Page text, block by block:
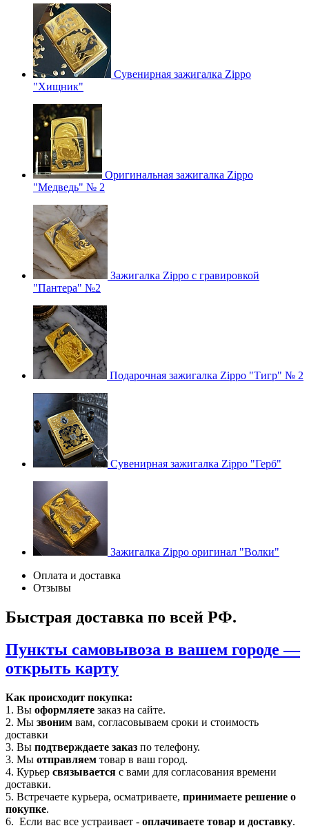
Сувенирная зажигалка Zippo
"Хищник"
Оригинальная зажигалка Zippo
"Медведь" № 2
Зажигалка Zippo с гравировкой
"Пантера" №2
Подарочная зажигалка Zippo "Тигр" № 2
Сувенирная зажигалка Zippo "Герб"
Зажигалка Zippo оригинал "Волки"
Оплата и доставка
Отзывы
Быстрая доставка по всей РФ.
Пункты самовывоза в вашем городе —
открыть карту
Как происходит покупка:
1. Вы оформляете заказ на сайте.
2. Мы звоним вам, согласовываем сроки и стоимость
доставки
3. Вы подтверждаете заказ по телефону.
3. Мы отправляем товар в ваш город.
4. Курьер связывается с вами для согласования времени
доставки.
5. Встречаете курьера, осматриваете, принимаете решение о
покупке.
6. Если вас все устраивает - оплачиваете товар и доставку.